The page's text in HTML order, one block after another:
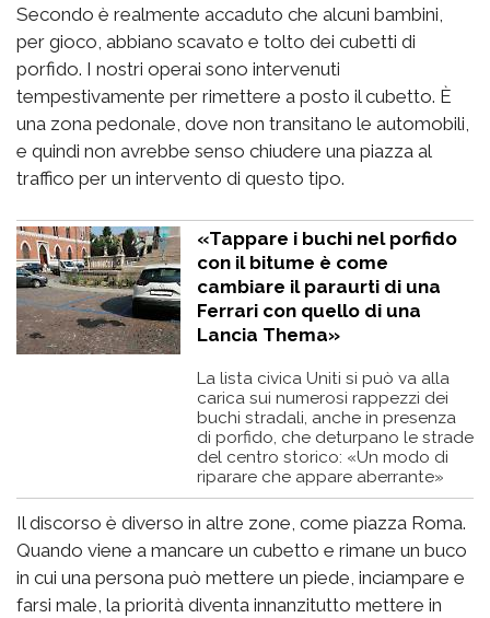
Secondo è realmente accaduto che alcuni bambini,
per gioco, abbiano scavato e tolto dei cubetti di
porfido. I nostri operai sono intervenuti
tempestivamente per rimettere a posto il cubetto. È
una zona pedonale, dove non transitano le automobili,
e quindi non avrebbe senso chiudere una piazza al
traffico per un intervento di questo tipo.
«Tappare i buchi nel porfido
con il bitume è come
cambiare il paraurti di una
Ferrari con quello di una
Lancia Thema»
La lista civica Uniti si può va alla
carica sui numerosi rappezzi dei
buchi stradali, anche in presenza
di porfido, che deturpano le strade
del centro storico: «Un modo di
riparare che appare aberrante»
Il discorso è diverso in altre zone, come piazza Roma.
Quando viene a mancare un cubetto e rimane un buco
in cui una persona può mettere un piede, inciampare e
farsi male, la priorità diventa innanzitutto mettere in